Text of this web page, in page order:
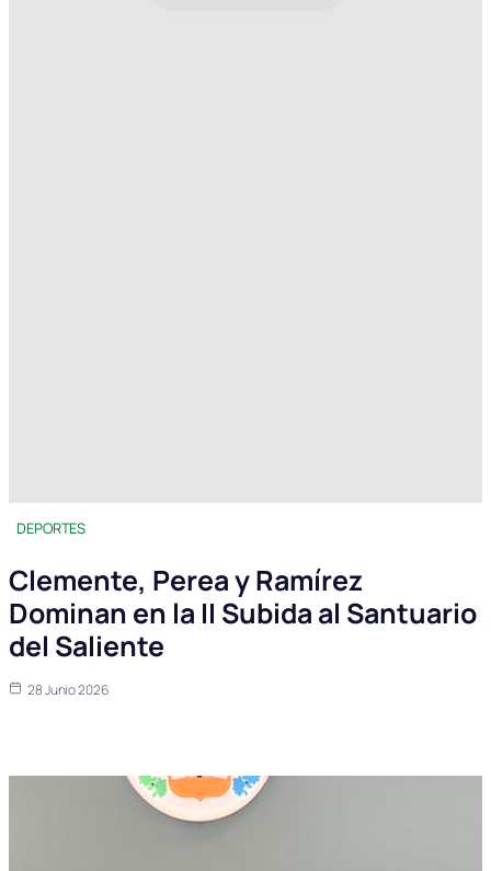
DEPORTES
Clemente, Perea y Ramírez
Dominan en la II Subida al Santuario
del Saliente
28 Junio 2026